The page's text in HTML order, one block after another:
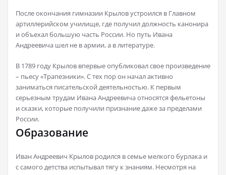
После окончания гимназии Крылов устроился в Главном
артиллерийском училище, где получил должность канонира
и объехал большую часть России. Но путь Ивана
Андреевича шел не в армии, а в литературе.
В 1789 году Крылов впервые опубликовал свое произведение
– пьесу «Трапезники». С тех пор он начал активно
заниматься писательской деятельностью. К первым
серьезным трудам Ивана Андреевича относятся фельетоны
и сказки, которые получили признание даже за пределами
России.
Образование
Иван Андреевич Крылов родился в семье мелкого бурлака и
с самого детства испытывал тягу к знаниям. Несмотря на